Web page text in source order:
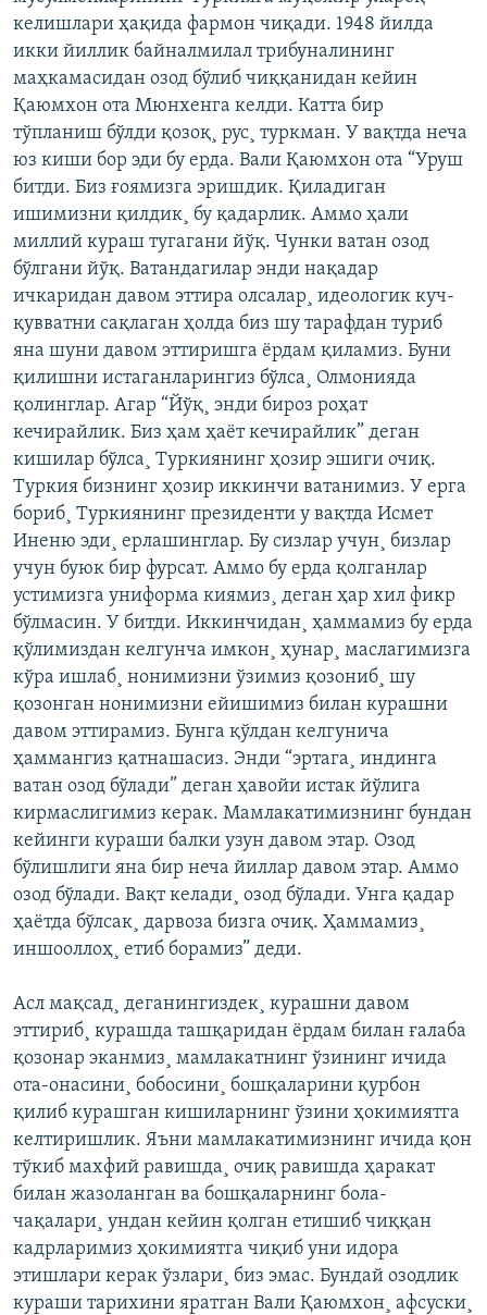
келишлари ҳақида фармон чиқади. 1948 йилда
икки йиллик байналмилал трибуналининг
маҳкамасидан озод бўлиб чиққанидан кейин
Қаюмхон ота Мюнхенга келди. Катта бир
тўпланиш бўлди қозоқ¸ рус¸ туркман. У вақтда неча
юз киши бор эди бу ерда. Вали Қаюмхон ота “Уруш
битди. Биз ғоямизга эришдик. Қиладиган
ишимизни қилдик¸ бу қадарлик. Аммо ҳали
миллий кураш тугагани йўқ. Чунки ватан озод
бўлгани йўқ. Ватандагилар энди нақадар
ичкаридан давом эттира олсалар¸ идеологик куч-
қувватни сақлаган ҳолда биз шу тарафдан туриб
яна шуни давом эттиришга ëрдам қиламиз. Буни
қилишни истаганларингиз бўлса¸ Олмонияда
қолинглар. Агар “Йўқ¸ энди бироз роҳат
кечирайлик. Биз ҳам ҳаëт кечирайлик” деган
кишилар бўлса¸ Туркиянинг ҳозир эшиги очиқ.
Туркия бизнинг ҳозир иккинчи ватанимиз. У ерга
бориб¸ Туркиянинг президенти у вақтда Исмет
Иненю эди¸ ерлашинглар. Бу сизлар учун¸ бизлар
учун буюк бир фурсат. Аммо бу ерда қолганлар
устимизга униформа киямиз¸ деган ҳар хил фикр
бўлмасин. У битди. Иккинчидан¸ ҳаммамиз бу ерда
қўлимиздан келгунча имкон¸ ҳунар¸ маслагимизга
кўра ишлаб¸ нонимизни ўзимиз қозониб¸ шу
қозонган нонимизни ейишимиз билан курашни
давом эттирамиз. Бунга қўлдан келгунича
ҳаммангиз қатнашасиз. Энди “эртага¸ индинга
ватан озод бўлади” деган ҳавойи истак йўлига
кирмаслигимиз керак. Мамлакатимизнинг бундан
кейинги кураши балки узун давом этар. Озод
бўлишлиги яна бир неча йиллар давом этар. Аммо
озод бўлади. Вақт келади¸ озод бўлади. Унга қадар
ҳаëтда бўлсак¸ дарвоза бизга очиқ. Ҳаммамиз¸
иншооллоҳ¸ етиб борамиз” деди.
Асл мақсад¸ деганингиздек¸ курашни давом
эттириб¸ курашда ташқаридан ëрдам билан ғалаба
қозонар эканмиз¸ мамлакатнинг ўзининг ичида
ота-онасини¸ бобосини¸ бошқаларини қурбон
қилиб курашган кишиларнинг ўзини ҳокимиятга
келтиришлик. Яъни мамлакатимизнинг ичида қон
тўкиб махфий равишда¸ очиқ равишда ҳаракат
билан жазоланган ва бошқаларнинг бола-
чақалари¸ ундан кейин қолган етишиб чиққан
кадрларимиз ҳокимиятга чиқиб уни идора
этишлари керак ўзлари¸ биз эмас. Бундай озодлик
кураши тарихини яратган Вали Қаюмхон¸ афсуски¸